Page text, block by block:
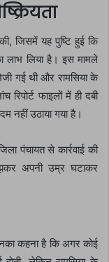
जिसमें यह पुष्टि हुई कि
लाभ लिया है। इस मामले
गई थी और रामसिया के
फाइलों में ही दबी
नहीं उठाया गया है।
पंचायत से कार्रवाई की
अपनी उम्र घटाकर
कहना है कि अगर कोई